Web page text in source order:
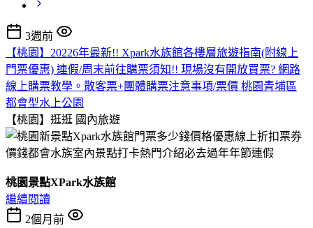
3週前
【桃園】20226年最新!! Xpark水族館各樓層旅遊指南(附線上
門票優惠) 連假/周末前往購票須知!! 現場沒有開放買票? 網路
線上購票教學。散客票+團體購票注意事項/票價 桃園青埔區
都會型水上公園
【桃園】逛逛 國內旅遊
桃園景點XPark水族館
繼續閱讀
2個月前